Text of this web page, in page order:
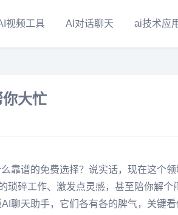
视频工具 AI对话聊天 ai技术应
大忙
靠谱的免费选择？说实话，现在这个
琐碎工作、激发点灵感，甚至陪你解个
聊天助手，它们各有各的脾气，关键看